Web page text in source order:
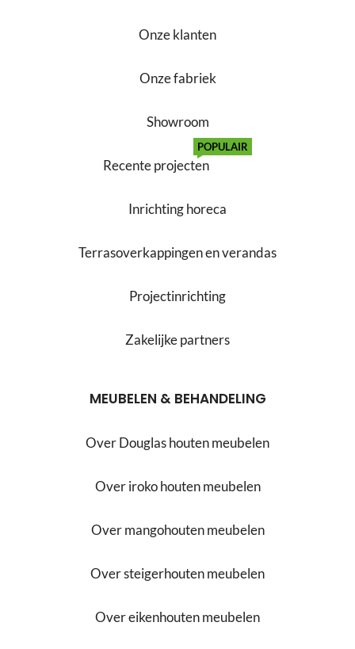
Onze klanten
Onze fabriek
Showroom
Recente projecten
POPULAIR
Inrichting horeca
Terrasoverkappingen en verandas
Projectinrichting
Zakelijke partners
MEUBELEN & BEHANDELING
Over Douglas houten meubelen
Over iroko houten meubelen
Over mangohouten meubelen
Over steigerhouten meubelen
Over eikenhouten meubelen